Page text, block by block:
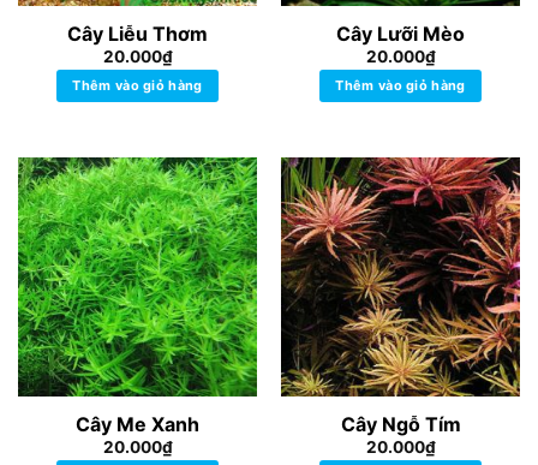
Cây Liễu Thơm
20.000₫
Thêm vào giỏ hàng
Cây Lưỡi Mèo
20.000₫
Thêm vào giỏ hàng
Cây Me Xanh
20.000₫
Cây Ngỗ Tím
20.000₫